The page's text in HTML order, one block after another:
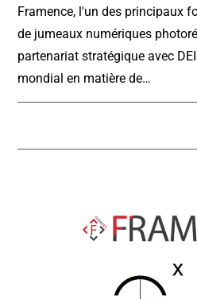
Framence, l'un des principaux
de jumeaux numériques
partenariat stratégique avec
mondial en matière de…